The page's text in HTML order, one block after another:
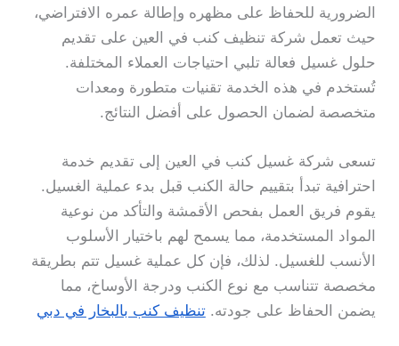
الضرورية للحفاظ على مظهره وإطالة عمره الافتراضي،
حيث تعمل شركة تنظيف كنب في العين على تقديم
حلول غسيل فعالة تلبي احتياجات العملاء المختلفة.
تُستخدم في هذه الخدمة تقنيات متطورة ومعدات
متخصصة لضمان الحصول على أفضل النتائج.
تسعى شركة غسيل كنب في العين إلى تقديم خدمة
احترافية تبدأ بتقييم حالة الكنب قبل بدء عملية الغسيل.
يقوم فريق العمل بفحص الأقمشة والتأكد من نوعية
المواد المستخدمة، مما يسمح لهم باختيار الأسلوب
الأنسب للغسيل. لذلك، فإن كل عملية غسيل تتم بطريقة
مخصصة تتناسب مع نوع الكنب ودرجة الأوساخ، مما
يضمن الحفاظ على جودته.تنظيف كنب بالبخار في دبي